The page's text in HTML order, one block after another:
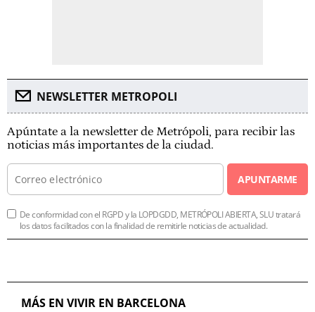
NEWSLETTER METROPOLI
Apúntate a la newsletter de Metrópoli, para recibir las
noticias más importantes de la ciudad.
APUNTARME
De conformidad con el RGPD y la LOPDGDD, METRÓPOLI ABIERTA, SLU tratará
los datos facilitados con la finalidad de remitirle noticias de actualidad.
MÁS EN VIVIR EN BARCELONA